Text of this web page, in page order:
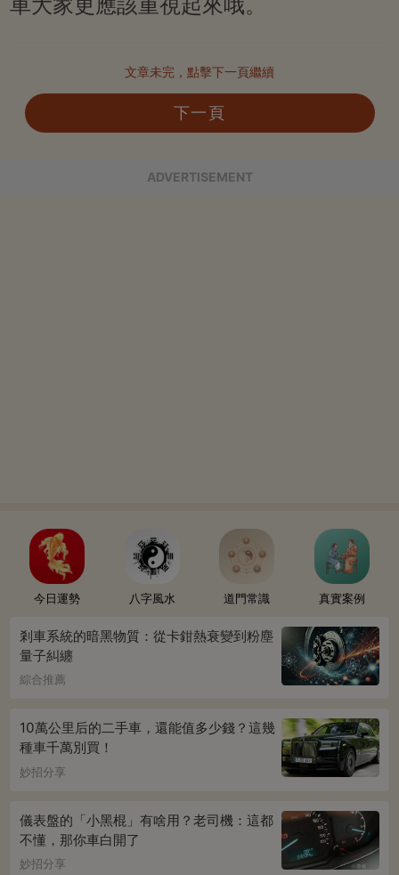
文章未完，點擊下一頁繼續
下一頁
ADVERTISEMENT
今日運勢 八字風水 道門常識 真實案例
剎車系統的暗黑物質：從卡鉗熱衰變到粉塵
量子糾纏
綜合推薦
10萬公里后的二手車，還能值多少錢？這幾
種車千萬別買！
妙招分享
儀表盤的「小黑棍」有啥用？老司機：這都
不懂，那你車白開了
妙招分享